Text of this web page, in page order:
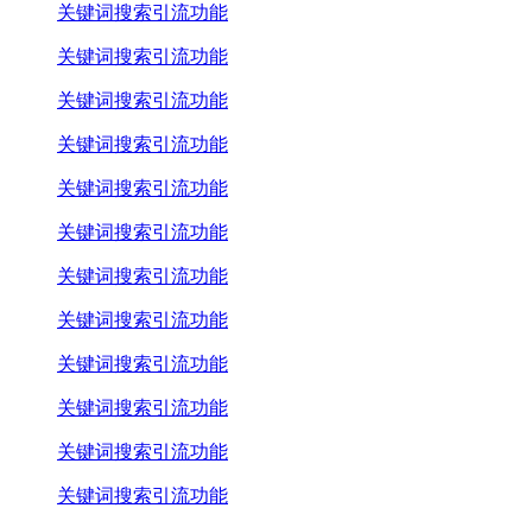
关键词搜索引流功能
关键词搜索引流功能
关键词搜索引流功能
关键词搜索引流功能
关键词搜索引流功能
关键词搜索引流功能
关键词搜索引流功能
关键词搜索引流功能
关键词搜索引流功能
关键词搜索引流功能
关键词搜索引流功能
关键词搜索引流功能